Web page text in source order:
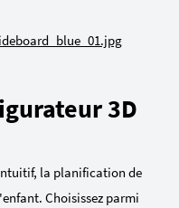
3D
la planification de
Choisissez parmi